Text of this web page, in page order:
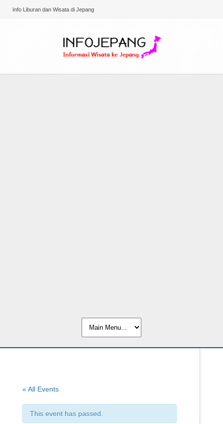
Info Liburan dan Wisata di Jepang
« All Events
This event has passed.